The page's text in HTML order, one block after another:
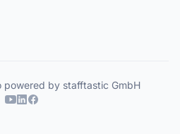
by stafftastic GmbH